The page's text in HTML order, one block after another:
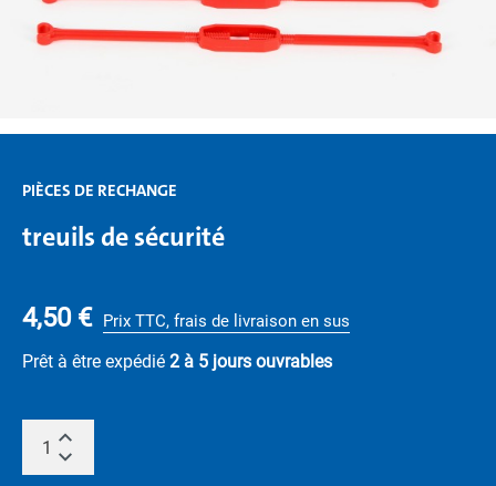
PIÈCES DE RECHANGE
treuils de sécurité
4,50 € Prix TTC, frais de livraison en sus
Prêt à être expédié 2 à 5 jours ouvrables